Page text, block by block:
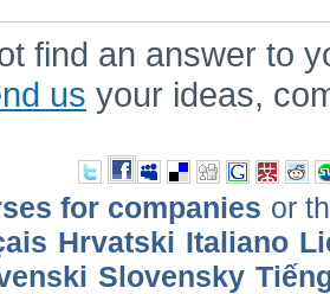
find an answer to
us your ideas,
for companies or
Hrvatski Italiano
Slovensky